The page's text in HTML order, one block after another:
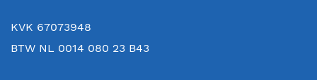
KVK 67073948
BTW NL 0014 080 23 B43